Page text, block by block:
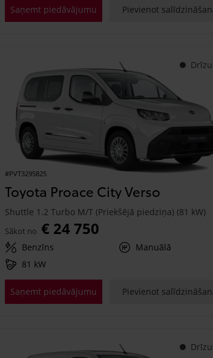
Saņemt piedāvājumu Pievienot
#PVT3295825
Toyota Proace City Verso
Shuttle 1.2 Turbo M/T (Priekšējā piedziņa) (81 kW)
Sākot no € 24 750
Benzīns
Manuālā
81 kW
Saņemt piedāvājumu Pievienot